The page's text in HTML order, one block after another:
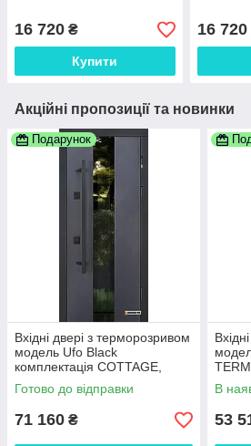
16 720 ₴
Купити
16 720
Акційні пропозиції та новинки
Подарунок
Вхідні двері з терморозривом
модель Ufo Black
комплектація COTTAGE,
ABWEHR
Готово до відправки
71 160 ₴
В
53